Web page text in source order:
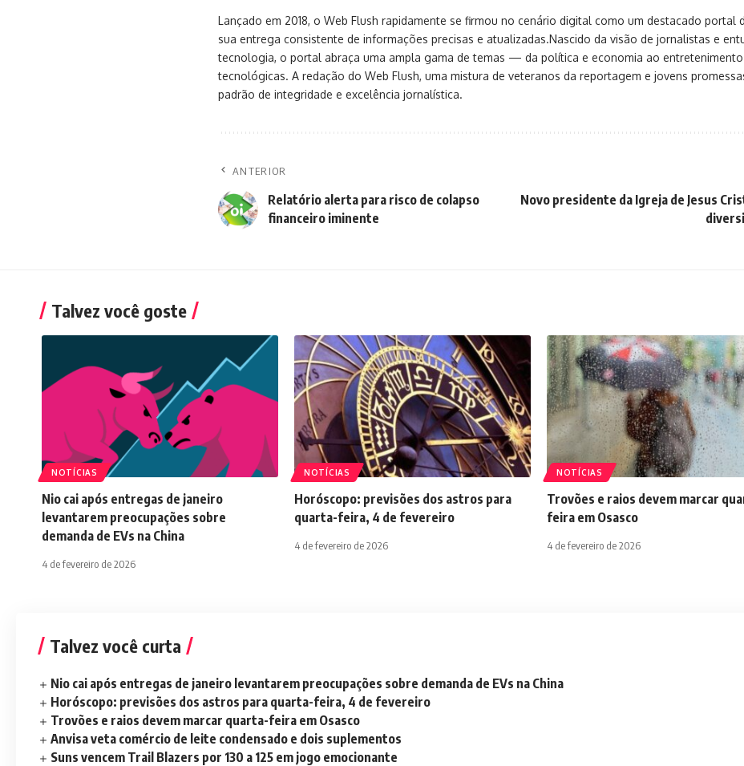
Lançado em 2018, o Web Flush rapidamente se firmou no cenário digital como um destacado portal
sua entrega consistente de informações precisas e atualizadas.Nascido da visão de jornalistas e
tecnologia, o portal abraça uma ampla gama de temas — da política e economia ao
tecnológicas. A redação do Web Flush, uma mistura de veteranos da reportagem e jovens
padrão de integridade e excelência jornalística.
ANTERIOR
Relatório alerta para risco de colapso
financeiro iminente
Novo presidente da Igreja de Jesus
Talvez você goste
NOTÍCIAS
Nio cai após entregas de janeiro
levantarem preocupações sobre
demanda de EVs na China
4 de fevereiro de 2026
NOTÍCIAS
Horóscopo: previsões dos astros para
quarta-feira, 4 de fevereiro
4 de fevereiro de 2026
NOTÍCIAS
Trovões e raios devem marcar
feira em Osasco
4 de fevereiro de 2026
Talvez você curta
Nio cai após entregas de janeiro levantarem preocupações sobre demanda de EVs na China
Horóscopo: previsões dos astros para quarta-feira, 4 de fevereiro
Trovões e raios devem marcar quarta-feira em Osasco
Anvisa veta comércio de leite condensado e dois suplementos
Suns vencem Trail Blazers por 130 a 125 em jogo emocionante